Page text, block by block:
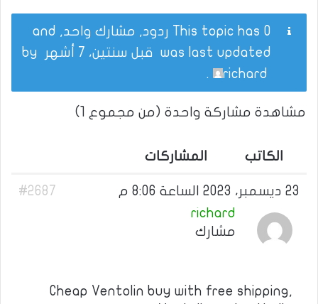
This topic has 0 ردود, مشارك واحد, and
was last updated قبل سنتين، 7 أشهر
richard
.
مشاهدة مشاركة واحدة (من مجموع 1)
الكاتب المشاركات
23 ديسمبر، 2023 الساعة 8:06 م
#2687
richard
مشارك
Cheap Ventolin buy with free shipping,